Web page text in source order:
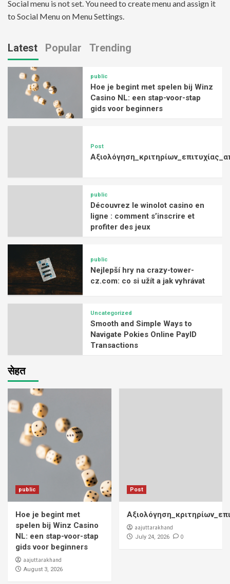
Social menu is not set. You need to create menu and assign it
to Social Menu on Menu Settings.
Latest Popular Trending
public
Hoe je begint met spelen bij Winz
Casino NL: een stap-voor-stap
gids voor beginners
Post
public
Découvrez le winolot casino en
ligne : comment s’inscrire et
profiter des jeux
public
Nejlepší hry na crazy-tower-
cz.com: co si užít a jak vyhrávat
Uncategorized
Smooth and Simple Ways to
Navigate Pokies Online PayID
Transactions
सेहत
public
Hoe je begint met
spelen bij Winz Casino
NL: een stap-voor-stap
gids voor beginners
aajuttarakhand
August 3, 2026
Post
aajuttarakhand
July 24, 2026 0